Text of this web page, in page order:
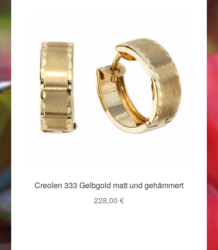
Valentinstag
Valentinstag 2016
Valentinstag Geschenke
Vertrag widerrufen
Warenkorb
Weihnachtsangebote 2015
Weihnachtsangebote 2016
Weihnachtsangebote 2017
Creolen 333 Gelbgold matt und gehämmert
228,00 €